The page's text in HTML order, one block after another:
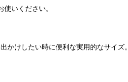
いください。
かけしたい時に便利な実用的なサイズ。